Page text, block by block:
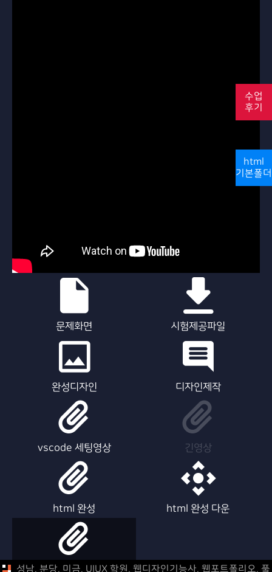
문제화면 시험제공파일
완성디자인 디자인제작
vscode 세팅영상 긴영상
html 완성 html 완성 다운
html 제작영상
수업
후기
html
기본폴더
성남, 분당, 미금, UIUX 학원, 웹디자인기능사, 웹포트폴리오, 풀